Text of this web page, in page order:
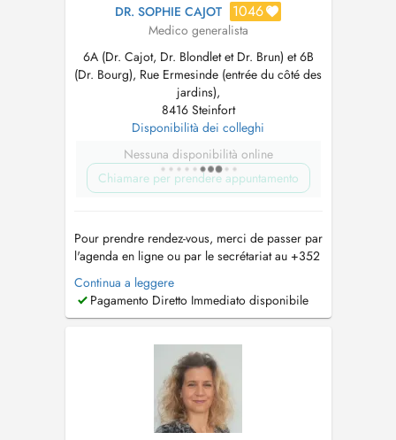
DR. SOPHIE CAJOT 1046
Medico generalista
6A (Dr. Cajot, Dr. Blondlet et Dr. Brun) et 6B
(Dr. Bourg), Rue Ermesinde (entrée du côté des
jardins),
8416 Steinfort
Disponibilità dei colleghi
Nessuna disponibilità online
Chiamare per prendere appuntamento
Pour prendre rendez-vous, merci de passer par
l'agenda en ligne ou par le secrétariat au +352
26 59 89 21. Le secrétariat est joignable de 8h
à 12h du lundi au vendredi. Pour les
renouvellements d'ordonnance ou demande de
suivant : sec.medical....
Continua a leggere
Pagamento Diretto Immediato disponibile